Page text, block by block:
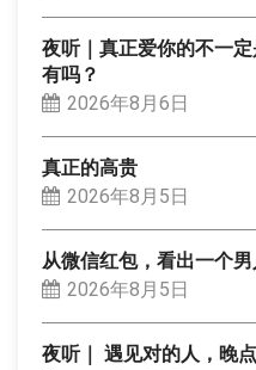
夜听｜真正爱你的不一
有吗？
2026年8月6日
真正的高贵
2026年8月5日
从微信红包，看出一个
2026年8月5日
夜听｜ 遇见对的人，晚